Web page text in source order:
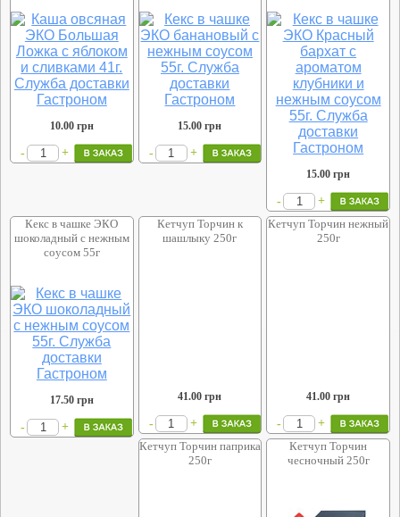
10.00грн
- +
15.00 грн
- +
15.00 грн
-
+
Кекс в чашке ЭКО
шоколадный с нежным
соусом 55г
17.50грн
- +
Кетчуп Торчин к
шашлыку 250г
41.00 грн
- +
Кетчуп Торчин нежный
250г
41.00 грн
-
+
Кетчуп Торчин паприка
250г
Кетчуп Торчин
чесночный 250г